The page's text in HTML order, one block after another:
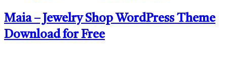
Maia – Jewelry Shop WordPress Theme
Download for Free